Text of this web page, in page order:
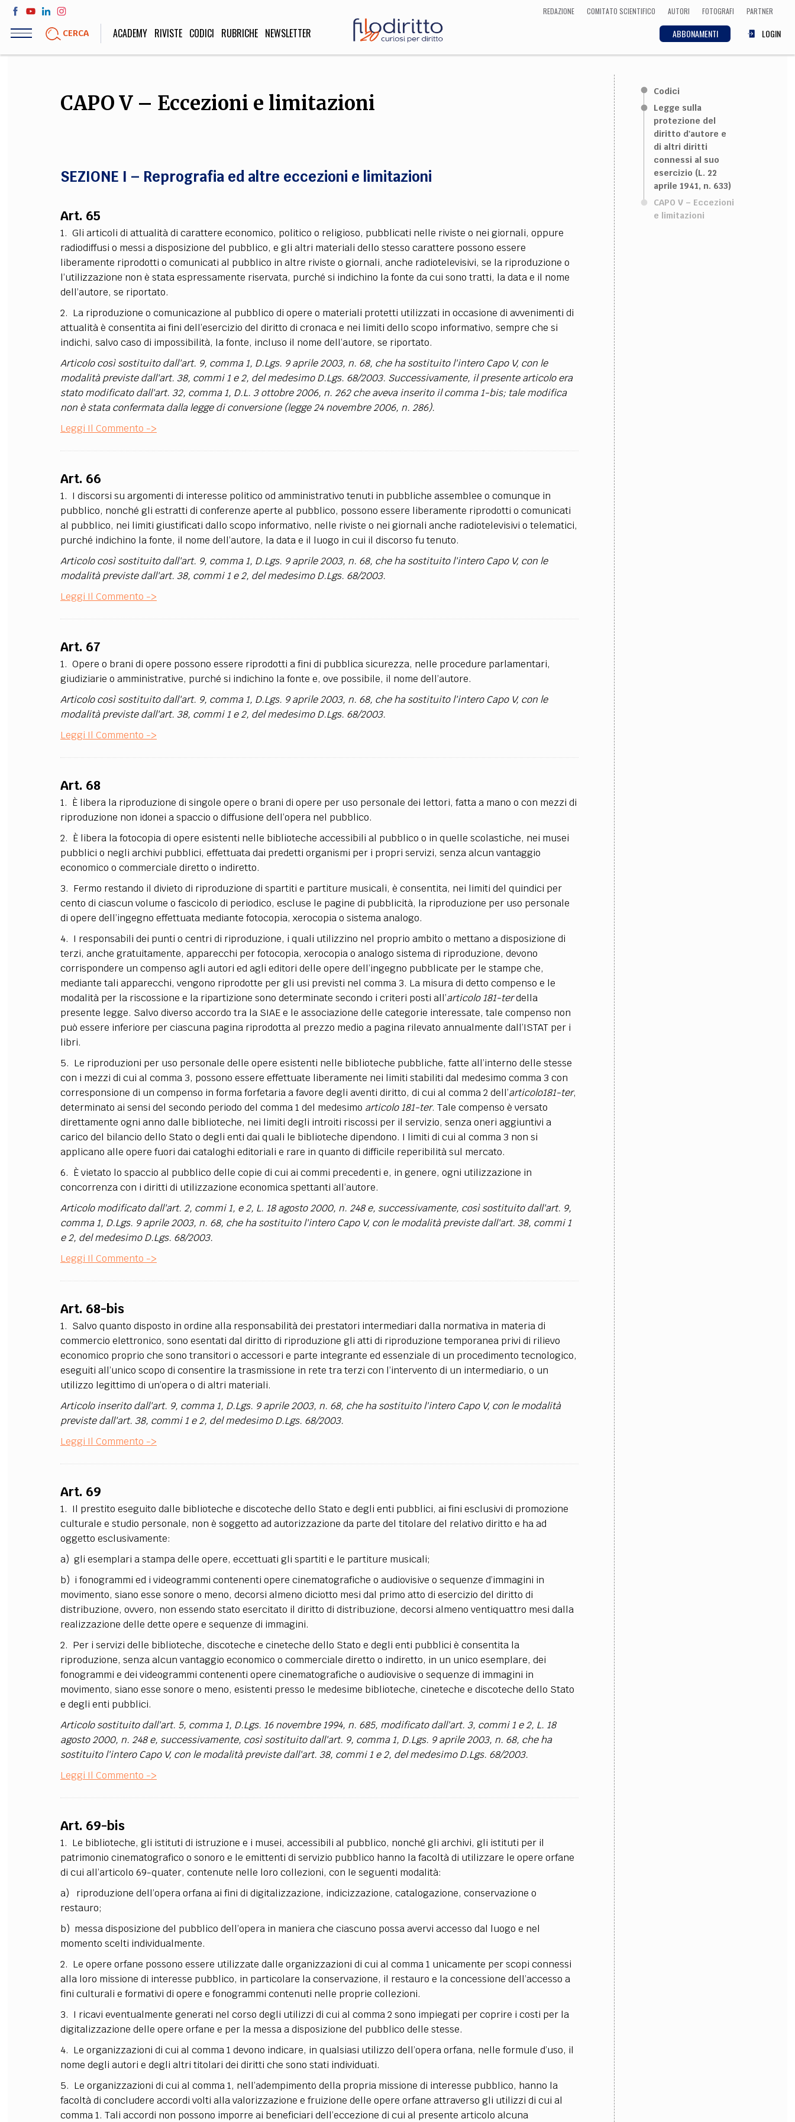
Salta
contenuto
REDAZIONE COMITATO SCIENTIFICO AUTORI FOTOGRAFI PARTNER
CERCA ABBONAMENTI LOGIN
ACADEMY RIVISTE CODICI RUBRICHE NEWSLETTER
LIFE STYLE
Sport, Cucina, Viaggi,
SOCIETÀ
Politica, Attualità,
Matematica, Fisica,
Biologia, Cifrematica,
Medicina
STORIA E FILOSOFIA INNOVAZIONE
TEAM
EXTRA
CODICI RUBRICHE LIBRI PROCEEDINGS
SOCIAL MEDIA
CAPO V – Eccezioni e limitazioni
SEZIONE I – Reprografia ed altre eccezioni e limitazioni
Art. 65
1. Gli articoli di attualità di carattere economico, politico o religioso, pubblicati nelle riviste o nei giornali, oppure
radiodiffusi o messi a disposizione del pubblico, e gli altri materiali dello stesso carattere possono essere
liberamente riprodotti o comunicati al pubblico in altre riviste o giornali, anche radiotelevisivi, se la riproduzione o
l’utilizzazione non è stata espressamente riservata, purché si indichino la fonte da cui sono tratti, la data e il nome
dell’autore, se riportato.
2. La riproduzione o comunicazione al pubblico di opere o materiali protetti utilizzati in occasione di avvenimenti di
attualità è consentita ai fini dell’esercizio del diritto di cronaca e nei limiti dello scopo informativo, sempre che si
indichi, salvo caso di impossibilità, la fonte, incluso il nome dell’autore, se riportato.
Articolo così sostituito dall'art. 9, comma 1, D.Lgs. 9 aprile 2003, n. 68, che ha sostituito l'intero Capo V, con le
modalità previste dall'art. 38, commi 1 e 2, del medesimo D.Lgs. 68/2003. Successivamente, il presente articolo era
stato modificato dall'art. 32, comma 1, D.L. 3 ottobre 2006, n. 262 che aveva inserito il comma 1-bis; tale modifica
non è stata confermata dalla legge di conversione (legge 24 novembre 2006, n. 286).
Leggi Il Commento ->
Art. 66
1. I discorsi su argomenti di interesse politico od amministrativo tenuti in pubbliche assemblee o comunque in
pubblico, nonché gli estratti di conferenze aperte al pubblico, possono essere liberamente riprodotti o comunicati
al pubblico, nei limiti giustificati dallo scopo informativo, nelle riviste o nei giornali anche radiotelevisivi o telematici,
purché indichino la fonte, il nome dell’autore, la data e il luogo in cui il discorso fu tenuto.
Articolo così sostituito dall'art. 9, comma 1, D.Lgs. 9 aprile 2003, n. 68, che ha sostituito l'intero Capo V, con le
modalità previste dall'art. 38, commi 1 e 2, del medesimo D.Lgs. 68/2003.
Leggi Il Commento ->
Art. 67
1. Opere o brani di opere possono essere riprodotti a fini di pubblica sicurezza, nelle procedure parlamentari,
giudiziarie o amministrative, purché si indichino la fonte e, ove possibile, il nome dell’autore.
Articolo così sostituito dall'art. 9, comma 1, D.Lgs. 9 aprile 2003, n. 68, che ha sostituito l'intero Capo V, con le
modalità previste dall'art. 38, commi 1 e 2, del medesimo D.Lgs. 68/2003.
Leggi Il Commento ->
Art. 68
1. È libera la riproduzione di singole opere o brani di opere per uso personale dei lettori, fatta a mano o con mezzi di
riproduzione non idonei a spaccio o diffusione dell’opera nel pubblico.
2. È libera la fotocopia di opere esistenti nelle biblioteche accessibili al pubblico o in quelle scolastiche, nei musei
pubblici o negli archivi pubblici, effettuata dai predetti organismi per i propri servizi, senza alcun vantaggio
economico o commerciale diretto o indiretto.
3. Fermo restando il divieto di riproduzione di spartiti e partiture musicali, è consentita, nei limiti del quindici per
cento di ciascun volume o fascicolo di periodico, escluse le pagine di pubblicità, la riproduzione per uso personale
di opere dell’ingegno effettuata mediante fotocopia, xerocopia o sistema analogo.
4. I responsabili dei punti o centri di riproduzione, i quali utilizzino nel proprio ambito o mettano a disposizione di
terzi, anche gratuitamente, apparecchi per fotocopia, xerocopia o analogo sistema di riproduzione, devono
corrispondere un compenso agli autori ed agli editori delle opere dell’ingegno pubblicate per le stampe che,
mediante tali apparecchi, vengono riprodotte per gli usi previsti nel comma 3. La misura di detto compenso e le
modalità per la riscossione e la ripartizione sono determinate secondo i criteri posti all’articolo 181-terdella
presente legge. Salvo diverso accordo tra la SIAE e le associazione delle categorie interessate, tale compenso non
può essere inferiore per ciascuna pagina riprodotta al prezzo medio a pagina rilevato annualmente dall’ISTAT per i
libri.
5. Le riproduzioni per uso personale delle opere esistenti nelle biblioteche pubbliche, fatte all’interno delle stesse
con i mezzi di cui al comma 3, possono essere effettuate liberamente nei limiti stabiliti dal medesimo comma 3 con
corresponsione di un compenso in forma forfetaria a favore degli aventi diritto, di cui al comma 2 dell’articolo181-ter,
determinato ai sensi del secondo periodo del comma 1 del medesimo articolo 181-ter. Tale compenso è versato
direttamente ogni anno dalle biblioteche, nei limiti degli introiti riscossi per il servizio, senza oneri aggiuntivi a
carico del bilancio dello Stato o degli enti dai quali le biblioteche dipendono. I limiti di cui al comma 3 non si
applicano alle opere fuori dai cataloghi editoriali e rare in quanto di difficile reperibilità sul mercato.
6. È vietato lo spaccio al pubblico delle copie di cui ai commi precedenti e, in genere, ogni utilizzazione in
concorrenza con i diritti di utilizzazione economica spettanti all’autore.
Articolo modificato dall'art. 2, commi 1, e 2, L. 18 agosto 2000, n. 248 e, successivamente, così sostituito dall'art. 9,
comma 1, D.Lgs. 9 aprile 2003, n. 68, che ha sostituito l'intero Capo V, con le modalità previste dall'art. 38, commi 1
e 2, del medesimo D.Lgs. 68/2003.
Leggi Il Commento ->
Art. 68-bis
1. Salvo quanto disposto in ordine alla responsabilità dei prestatori intermediari dalla normativa in materia di
commercio elettronico, sono esentati dal diritto di riproduzione gli atti di riproduzione temporanea privi di rilievo
economico proprio che sono transitori o accessori e parte integrante ed essenziale di un procedimento tecnologico,
eseguiti all’unico scopo di consentire la trasmissione in rete tra terzi con l’intervento di un intermediario, o un
utilizzo legittimo di un’opera o di altri materiali.
Articolo inserito dall'art. 9, comma 1, D.Lgs. 9 aprile 2003, n. 68, che ha sostituito l'intero Capo V, con le modalità
previste dall'art. 38, commi 1 e 2, del medesimo D.Lgs. 68/2003.
Leggi Il Commento ->
Art. 69
1. Il prestito eseguito dalle biblioteche e discoteche dello Stato e degli enti pubblici, ai fini esclusivi di promozione
culturale e studio personale, non è soggetto ad autorizzazione da parte del titolare del relativo diritto e ha ad
oggetto esclusivamente:
a) gli esemplari a stampa delle opere, eccettuati gli spartiti e le partiture musicali;
b) i fonogrammi ed i videogrammi contenenti opere cinematografiche o audiovisive o sequenze d’immagini in
movimento, siano esse sonore o meno, decorsi almeno diciotto mesi dal primo atto di esercizio del diritto di
distribuzione, ovvero, non essendo stato esercitato il diritto di distribuzione, decorsi almeno ventiquattro mesi dalla
realizzazione delle dette opere e sequenze di immagini.
2. Per i servizi delle biblioteche, discoteche e cineteche dello Stato e degli enti pubblici è consentita la
riproduzione, senza alcun vantaggio economico o commerciale diretto o indiretto, in un unico esemplare, dei
fonogrammi e dei videogrammi contenenti opere cinematografiche o audiovisive o sequenze di immagini in
movimento, siano esse sonore o meno, esistenti presso le medesime biblioteche, cineteche e discoteche dello Stato
e degli enti pubblici.
Articolo sostituito dall'art. 5, comma 1, D.Lgs. 16 novembre 1994, n. 685, modificato dall'art. 3, commi 1 e 2, L. 18
agosto 2000, n. 248 e, successivamente, così sostituito dall'art. 9, comma 1, D.Lgs. 9 aprile 2003, n. 68, che ha
sostituito l'intero Capo V, con le modalità previste dall'art. 38, commi 1 e 2, del medesimo D.Lgs. 68/2003.
Leggi Il Commento ->
Art. 69-bis
1. Le biblioteche, gli istituti di istruzione e i musei, accessibili al pubblico, nonché gli archivi, gli istituti per il
patrimonio cinematografico o sonoro e le emittenti di servizio pubblico hanno la facoltà di utilizzare le opere orfane
di cui all’articolo 69-quater, contenute nelle loro collezioni, con le seguenti modalità:
a) riproduzione dell’opera orfana ai fini di digitalizzazione, indicizzazione, catalogazione, conservazione o
restauro;
b) messa disposizione del pubblico dell’opera in maniera che ciascuno possa avervi accesso dal luogo e nel
momento scelti individualmente.
2. Le opere orfane possono essere utilizzate dalle organizzazioni di cui al comma 1 unicamente per scopi connessi
alla loro missione di interesse pubblico, in particolare la conservazione, il restauro e la concessione dell’accesso a
fini culturali e formativi di opere e fonogrammi contenuti nelle proprie collezioni.
3. I ricavi eventualmente generati nel corso degli utilizzi di cui al comma 2 sono impiegati per coprire i costi per la
digitalizzazione delle opere orfane e per la messa a disposizione del pubblico delle stesse.
4. Le organizzazioni di cui al comma 1 devono indicare, in qualsiasi utilizzo dell’opera orfana, nelle formule d’uso, il
nome degli autori e degli altri titolari dei diritti che sono stati individuati.
5. Le organizzazioni di cui al comma 1, nell’adempimento della propria missione di interesse pubblico, hanno la
facoltà di concludere accordi volti alla valorizzazione e fruizione delle opere orfane attraverso gli utilizzi di cui al
comma 1. Tali accordi non possono imporre ai beneficiari dell’eccezione di cui al presente articolo alcuna
Codici
Legge sulla
protezione del
diritto d'autore e
di altri diritti
connessi al suo
esercizio (L. 22
aprile 1941, n. 633)
CAPO V – Eccezioni
e limitazioni